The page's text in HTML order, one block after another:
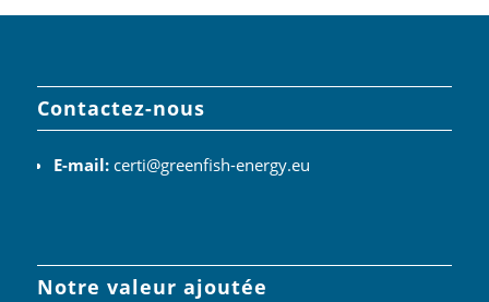
Contactez-nous
E-mail: certi@greenfish-energy.eu
Notre valeur ajoutée